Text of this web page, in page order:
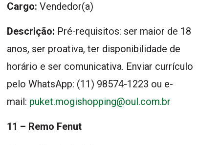
Cargo: Vendedor(a)
Descrição: Pré-requisitos: ser maior de 18
anos, ser proativa, ter disponibilidade de
horário e ser comunicativa. Enviar currículo
pelo WhatsApp: (11) 98574-1223 ou e-
mail: puket.mogishopping@oul.com.br
11 – Remo Fenut